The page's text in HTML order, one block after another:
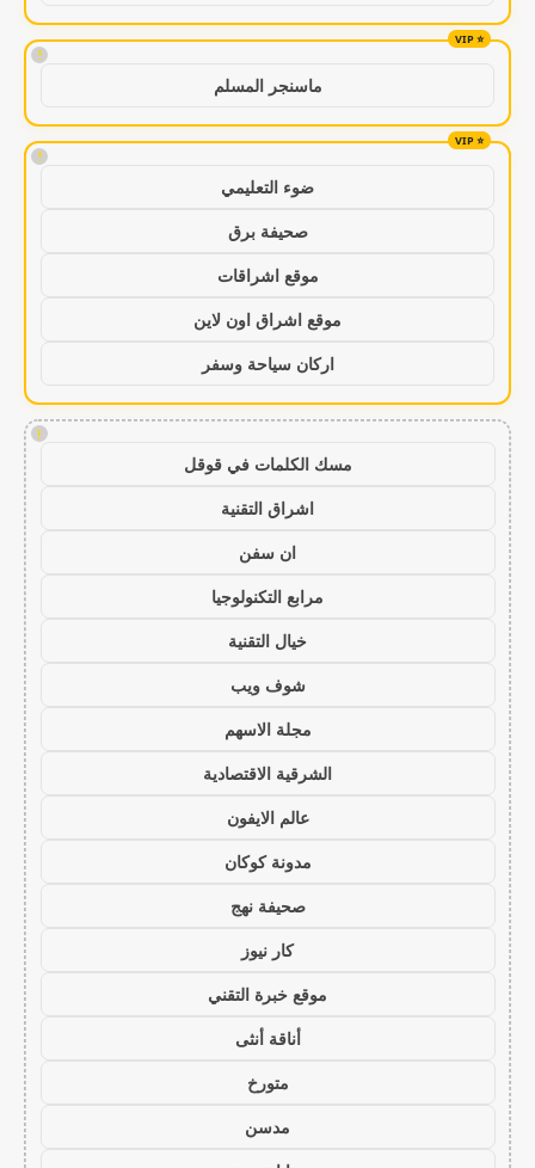
!
ماسنجر المسلم
!
ضوء التعليمي
صحيفة برق
موقع اشراقات
موقع اشراق اون لاين
اركان سياحة وسفر
!
مسك الكلمات في قوقل
اشراق التقنية
ان سفن
مرابع التكنولوجيا
خيال التقنية
شوف ويب
مجلة الاسهم
الشرقية الاقتصادية
عالم الايفون
مدونة كوكان
صحيفة نهج
كار نيوز
موقع خبرة التقني
أناقة أنثى
متورخ
مدسن